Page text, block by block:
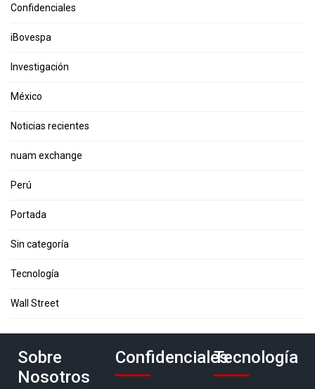
Confidenciales
iBovespa
Investigación
México
Noticias recientes
nuam exchange
Perú
Portada
Sin categoría
Tecnología
Wall Street
Sobre
Nosotros
ConfidencialesTecnología